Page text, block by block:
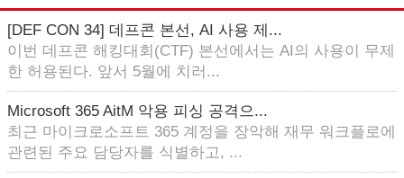
[DEF CON 34] 데프콘 본선, AI 사용 제...
이번 데프콘 해킹대회(CTF) 본선에서는 AI의 사용이 무제
한 허용된다. 앞서 5월에 치러...
Microsoft 365 AitM 악용 피싱 공격으...
최근 마이크로소프트 365 계정을 장악해 재무 워크플로에
관련된 주요 담당자를 식별하고, ...